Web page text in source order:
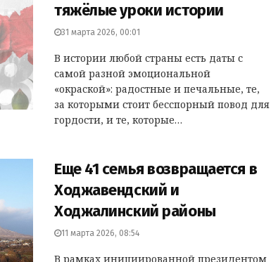
тяжёлые уроки истории
31 марта 2026, 00:01
В истории любой страны есть даты с
самой разной эмоциональной
«окраской»: радостные и печальные, те,
за которыми стоит бесспорный повод для
гордости, и те, которые…
Еще 41 семья возвращается в
Ходжавендский и
Ходжалинский районы
11 марта 2026, 08:54
В рамках инициированной президентом